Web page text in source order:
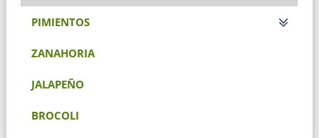
PIMIENTOS
ZANAHORIA
JALAPEÑO
BROCOLI